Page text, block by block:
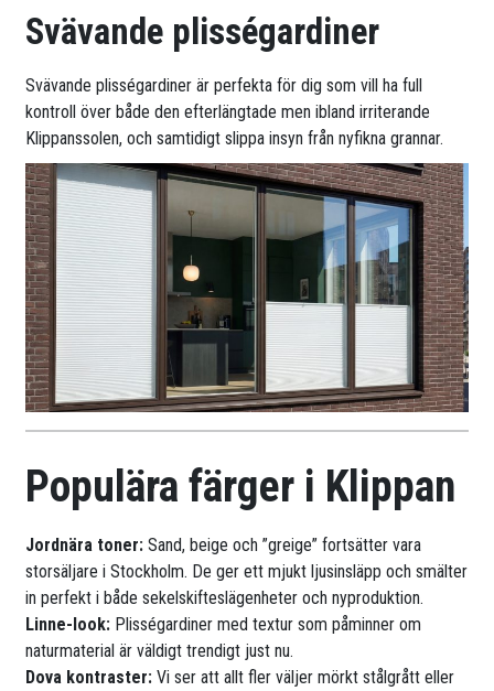
Svävande plisségardiner
Svävande plisségardiner är perfekta för dig som vill ha full
kontroll över både den efterlängtade men ibland irriterande
Klippanssolen, och samtidigt slippa insyn från nyfikna grannar.
Populära färger i Klippan
Jordnära toner: Sand, beige och ”greige” fortsätter vara
storsäljare i Stockholm. De ger ett mjukt ljusinsläpp och smälter
in perfekt i både sekelskifteslägenheter och nyproduktion.
Linne-look: Plisségardiner med textur som påminner om
naturmaterial är väldigt trendigt just nu.
Dova kontraster: Vi ser att allt fler väljer mörkt stålgrått eller